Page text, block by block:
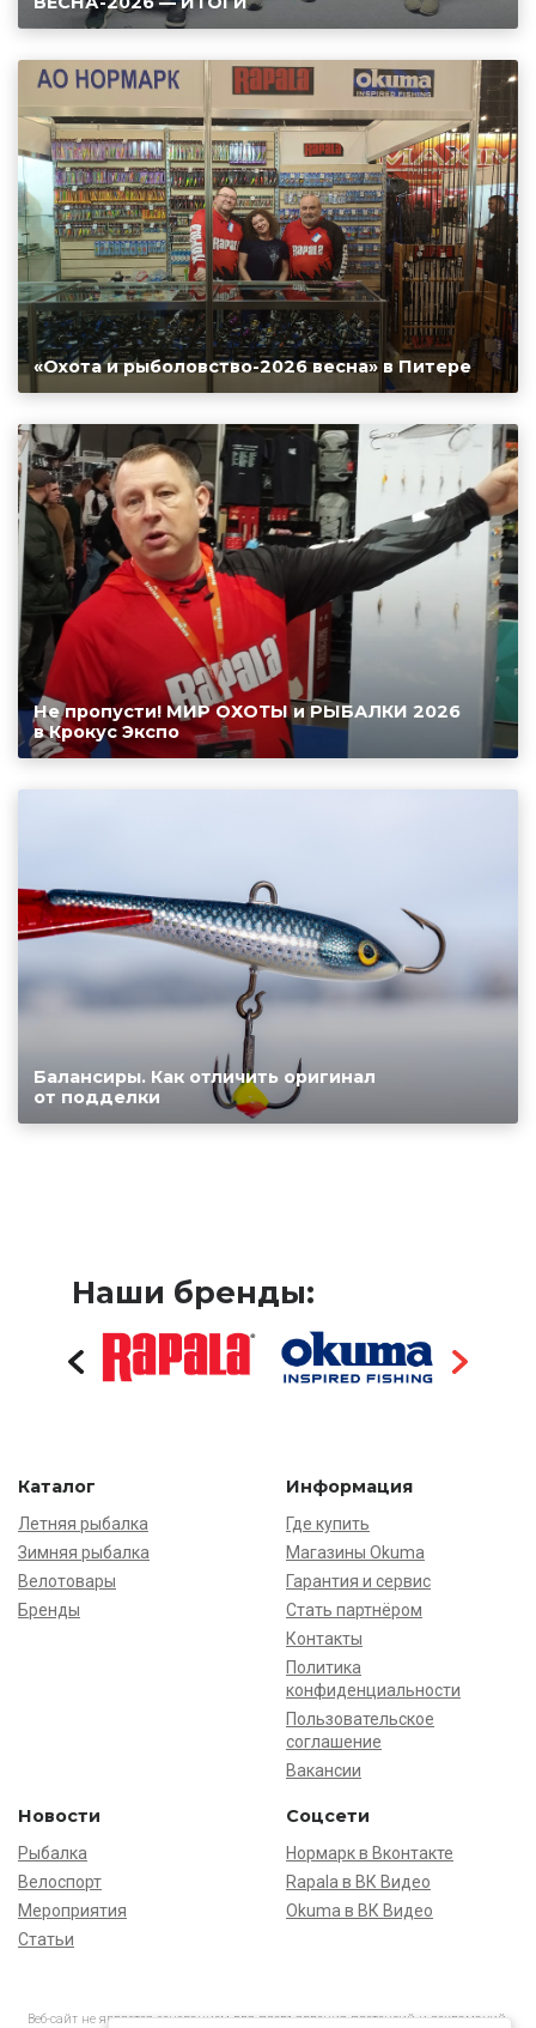
«Охота и рыболовство-2026 весна» в Питере
Не пропусти! МИР ОХОТЫ и РЫБАЛКИ 2026
в Крокус Экспо
Балансиры. Как отличить оригинал
от подделки
Наши бренды:
Каталог
Летняя рыбалка
Зимняя рыбалка
Велотовары
Бренды
Информация
Где купить
Магазины Okuma
Гарантия и сервис
Стать партнёром
Контакты
Политика
конфиденциальности
Пользовательское
соглашение
Вакансии
Новости
Рыбалка
Велоспорт
Мероприятия
Статьи
Соцсети
Нормарк в Вконтакте
Rapala в ВК Видео
Okuma в ВК Видео
Веб-сайт не является основанием для предъявления претензий и рекламаций,